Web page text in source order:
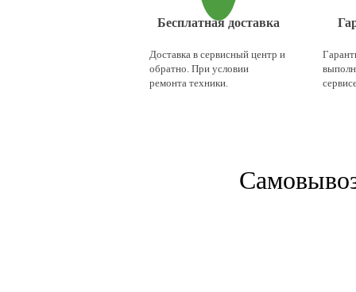
Бесплатная доставка
Доставка в сервисный центр и
обратно. При условии
ремонта техники.